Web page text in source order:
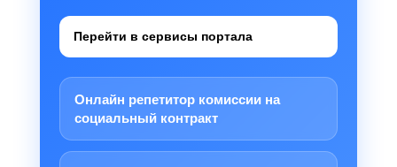
Перейти в сервисы портала
Онлайн репетитор комиссии на
социальный контракт